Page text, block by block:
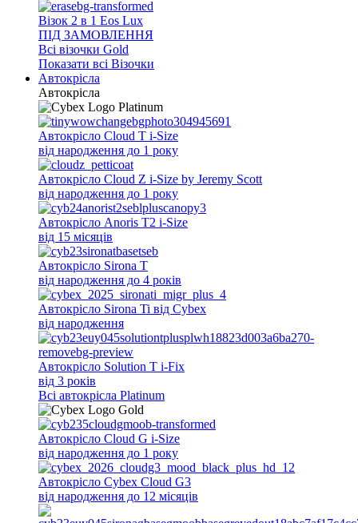
Візок 2 в 1 Eos Lux
ПІД ЗАМОВЛЕННЯ
Всi візочки Gold
Показати всі Візочки
Автокрісла
Автокрісла
Автокрісло Cloud T i-Size
від народження до 1 року
Автокрісло Cloud Z i-Size by Jeremy Scott
від народження до 1 року
Автокрісло Anoris T2 i-Size
від 15 місяців
Автокрісло Sirona T
від народження до 4 років
Автокрісло Sirona Ti від Cybex
від народження
Автокрісло Solution T i-Fix
від 3 років
Всi автокрісла Platinum
Автокрісло Cloud G i-Size
від народження до 1 року
Автокрісло Cybex Cloud G3
від народження до 12 місяців